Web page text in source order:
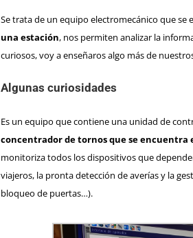
Se trata de un equipo electromecánico que
una estación, nos permiten analizar la
curiosos, voy a enseñaros algo más de
Algunas curiosidades
Es un equipo que contiene una unidad de
concentrador de tornos que se encuentra
monitoriza todos los dispositivos que
viajeros, la pronta detección de averías y la
bloqueo de puertas…).